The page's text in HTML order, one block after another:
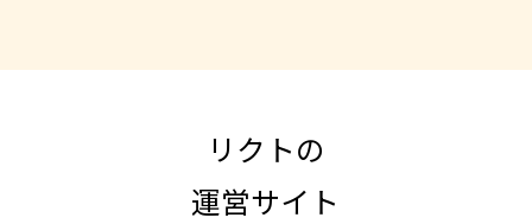
リクトの
運営サイト